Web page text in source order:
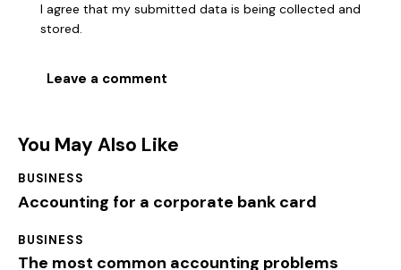
I agree that my submitted data is being collected and
stored.
You May Also Like
BUSINESS
Accounting for a corporate bank card
BUSINESS
The most common accounting problems